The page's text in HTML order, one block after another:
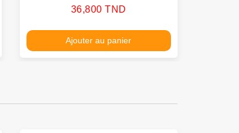
Prix
36,800 TND
Ajouter au panier